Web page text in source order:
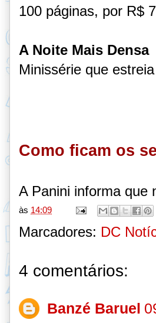
100 páginas, por R$
A Noite Mais Densa
Minissérie que
Como ficam os
A Panini informa que
às 14:09
Marcadores: DC
4 comentários:
Banzé Baruel